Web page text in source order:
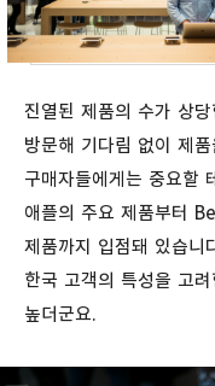
진열된 제품의 수가 상
방문해 기다림 없이 제
구매자들에게는 중요할
애플의 주요 제품부터
제품까지 입점돼 있습니
한국 고객의 특성을 고
높더군요.